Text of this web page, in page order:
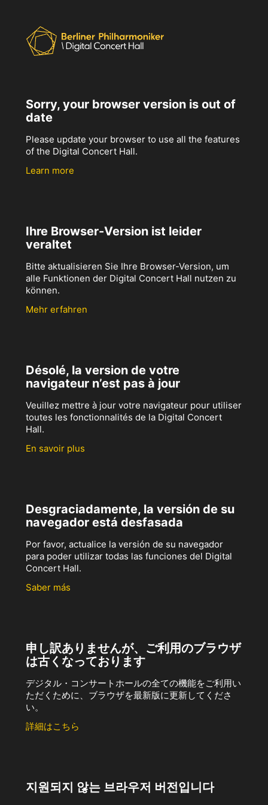
Sorry, your browser version is out of
date
Please update your browser to use all the features
of the Digital Concert Hall.
Learn more
Ihre Browser-Version ist leider
veraltet
Bitte aktualisieren Sie Ihre Browser-Version, um
alle Funktionen der Digital Concert Hall nutzen zu
können.
Mehr erfahren
Désolé, la version de votre
navigateur n’est pas à jour
Veuillez mettre à jour votre navigateur pour utiliser
toutes les fonctionnalités de la Digital Concert
Hall.
En savoir plus
Desgraciadamente, la versión de su
navegador está desfasada
Por favor, actualice la versión de su navegador
para poder utilizar todas las funciones del Digital
Concert Hall.
Saber más
申し訳ありませんが、ご利用のブラウザ
は古くなっております
デジタル・コンサートホールの全ての機能をご利用い
ただくために、ブラウザを最新版に更新してくださ
い。
詳細はこちら
지원되지 않는 브라우저 버전입니다